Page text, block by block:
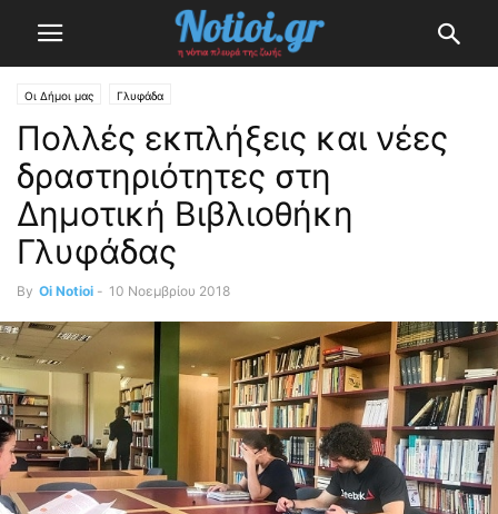
Οι Δήμοι μας Γλυφάδα
Πολλές εκπλήξεις και νέες
δραστηριότητες στη
Δημοτική Βιβλιοθήκη
Γλυφάδας
By Oi Notioi - 10 Νοεμβρίου 2018